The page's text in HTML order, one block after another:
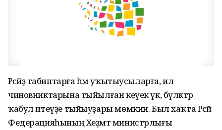
Рәсәйҙә табиптарға һәм уҡытыусыларға, ил
чиновниктарына тыйылған кеүек үк, бүләктәр
ҡабул итеүҙе тыйыуҙары мөмкин. Был хаҡта Рәсәй
Федерацияһының Хеҙмәт министрлығы